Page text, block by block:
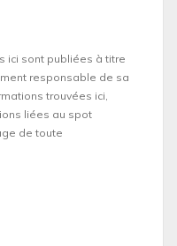
ici sont publiées à titre
responsable de sa
trouvées ici,
liées au spot
de toute